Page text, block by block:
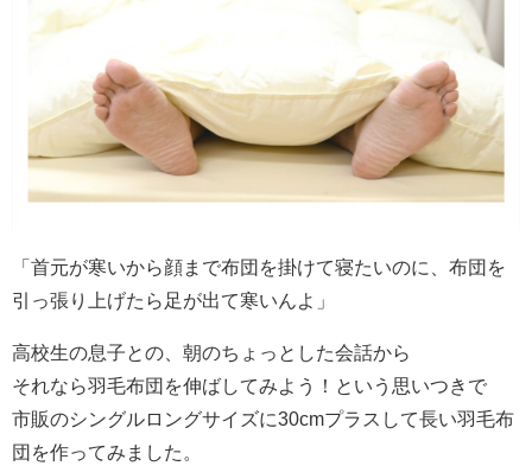
「首元が寒いから顔まで布団を掛けて寝たいのに、布団を
引っ張り上げたら足が出て寒いんよ」
高校生の息子との、朝のちょっとした会話から
それなら羽毛布団を伸ばしてみよう！という思いつきで
市販のシングルロングサイズに30cmプラスして長い羽毛布
団を作ってみました。